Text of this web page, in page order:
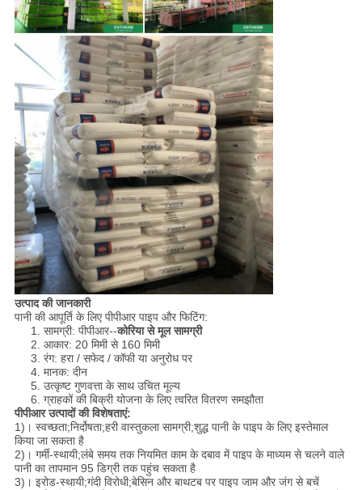
उत्पाद की जानकारी
पानी की आपूर्ति के लिए पीपीआर पाइप और फिटिंग:
1. सामग्री: पीपीआर--कोरिया से मूल सामग्री
2. आकार: 20 मिमी से 160 मिमी
3. रंग: हरा / सफेद / कॉफी या अनुरोध पर
4. मानक: दीन
5. उत्कृष्ट गुणवत्ता के साथ उचित मूल्य
6. ग्राहकों की बिक्री योजना के लिए त्वरित वितरण समझौता
पीपीआर उत्पादों की विशेषताएं:
1)। स्वच्छता;निर्दोषता;हरी वास्तुकला सामग्री;शुद्ध पानी के पाइप के लिए इस्तेमाल
किया जा सकता है
2)। गर्मी-स्थायी;लंबे समय तक नियमित काम के दबाव में पाइप के माध्यम से चलने वाले
पानी का तापमान 95 डिग्री तक पहुंच सकता है
3)। इरोड-स्थायी;गंदी विरोधी;बेसिन और बाथटब पर पाइप जाम और जंग से बचें